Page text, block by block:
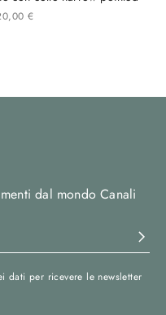
,00 €
dal mondo Canali
dati per ricevere le newsletter